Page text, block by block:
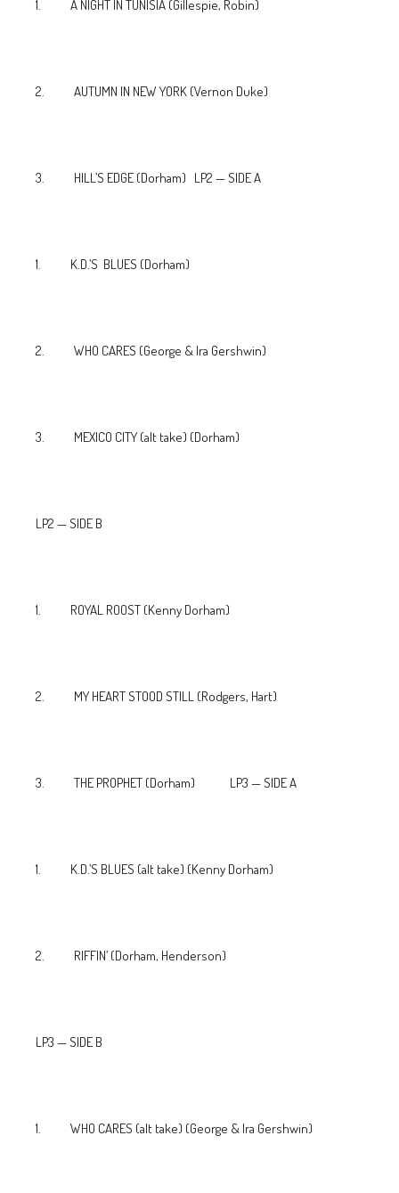
1. A NIGHT IN TUNISIA (Gillespie, Robin)
2. AUTUMN IN NEW YORK (Vernon Duke)
3. HILL’S EDGE (Dorham) LP2 — SIDE A
1. K.D.’S BLUES (Dorham)
2. WHO CARES (George & Ira Gershwin)
3. MEXICO CITY (alt take) (Dorham)
LP2 — SIDE B
1. ROYAL ROOST (Kenny Dorham)
2. MY HEART STOOD STILL (Rodgers, Hart)
3. THE PROPHET (Dorham) LP3 — SIDE A
1. K.D.’S BLUES (alt take) (Kenny Dorham)
2. RIFFIN’ (Dorham, Henderson)
LP3 — SIDE B
1. WHO CARES (alt take) (George & Ira Gershwin)